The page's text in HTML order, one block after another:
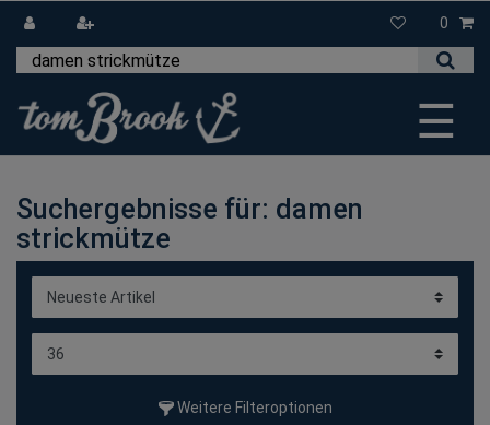
0
☰
Suchergebnisse für: damen
strickmütze
Weitere Filteroptionen